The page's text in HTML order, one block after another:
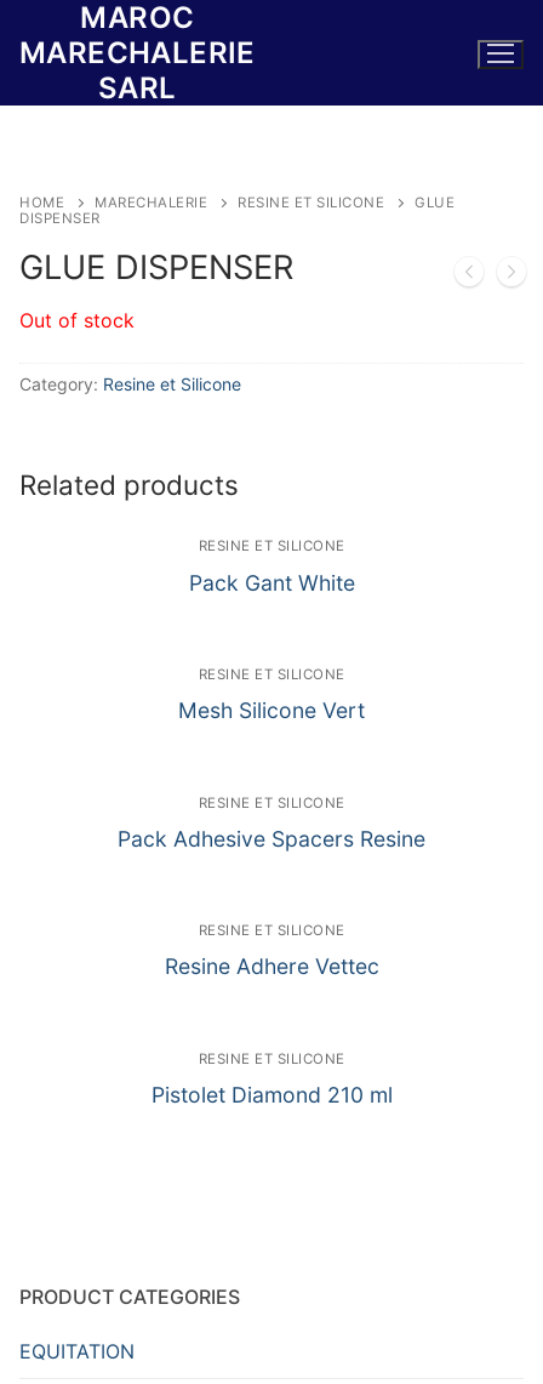
MAROC
MARECHALERIE
SARL
HOME MARECHALERIE RESINE ET SILICONE
GLUE
DISPENSER
GLUE DISPENSER
Out of stock
Category: Resine et Silicone
Related products
RESINE ET SILICONE
Pack Gant White
RESINE ET SILICONE
Mesh Silicone Vert
RESINE ET SILICONE
Pack Adhesive Spacers Resine
RESINE ET SILICONE
Resine Adhere Vettec
RESINE ET SILICONE
Pistolet Diamond 210 ml
PRODUCT CATEGORIES
EQUITATION